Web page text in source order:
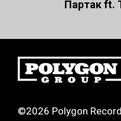
Партак ft.
©2026 Polygon